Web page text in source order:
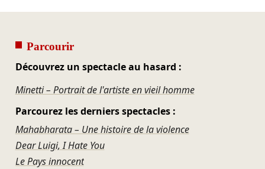
Parcourir
Découvrez un spectacle au hasard :
Minetti – Portrait de l'artiste en vieil homme
Parcourez les derniers spectacles :
Mahabharata – Une histoire de la violence
Dear Luigi, I Hate You
Le Pays innocent